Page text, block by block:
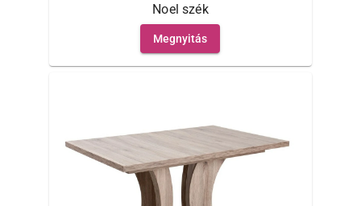
Noel szék
Megnyitás